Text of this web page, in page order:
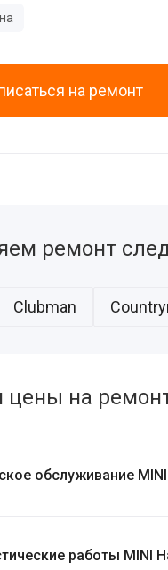
на ремонт
ремонт
Clubman
цены на
обслуживание
работы MINI